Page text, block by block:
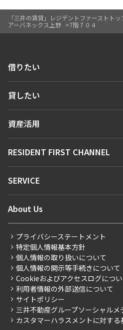
「三井の賃貸」レジデントファーストトッ
アーバネックス上野
7階７０４
借りたい
人気エリアから探す
新着情報から探す
新着募集情報
こだわりから探す
こだわり一覧
プレミアムマンション
新築
当社限定（港区・渋谷区）
当社限定（港区・渋谷区以外）
三井不動産企画
貸したい
お問い合わせ
資産活用
お問い合わせ
RESIDENT FIRST CHANNEL
マンションレポート
住まいのコラム
SERVICE
会員ページ
ご入居・提携サービス
お部屋探しからご契約まで
よくあるご質問
社宅紹介
【仲介会社様向け】当社仲介事
About Us
会社情報
事業案内
採用情報
ニュースリリース
お問い合わせ
プライバシーステートメント
特定個人情報基本方針
個人情報の取り扱いについて
個人情報の開示等手続きについて
Cookieおよびアクセスログにつ
利用者情報の外部送信について
サイトポリシー
三井不動産グループソーシャルメ
カスタマーハラスメントに対する